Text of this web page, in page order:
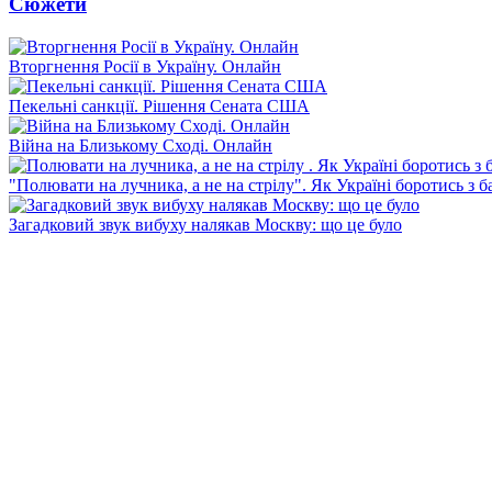
Вторгнення Росії в Україну. Онлайн
Пекельні санкції. Рішення Сената США
Війна на Близькому Сході. Онлайн
"Полювати на лучника, а не на стрілу". Як Україні боротись з
Загадковий звук вибуху налякав Москву: що це було